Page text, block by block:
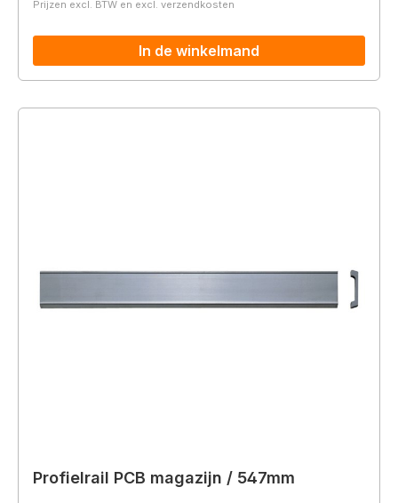
Prijzen excl. BTW en excl. verzendkosten
In de winkelmand
Profielrail PCB magazijn / 547mm